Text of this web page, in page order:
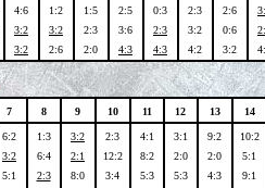
4:6
3:2
3:2
1:2
3:2
2:6
1:5
2:3
2:0
2:5
3:6
4:3
0:3
2:3
4:3
2:3
3:2
4:2
2:6
0:6
3:2
7 8 9 10 11 12 13 14
6:2
3:2
5:1
1:3
6:4
2:3
3:2
2:1
8:0
2:3
12:2
3:4
4:1
8:2
5:3
3:1
2:0
5:3
9:2
2:0
4:3
10:2
5:1
9:1